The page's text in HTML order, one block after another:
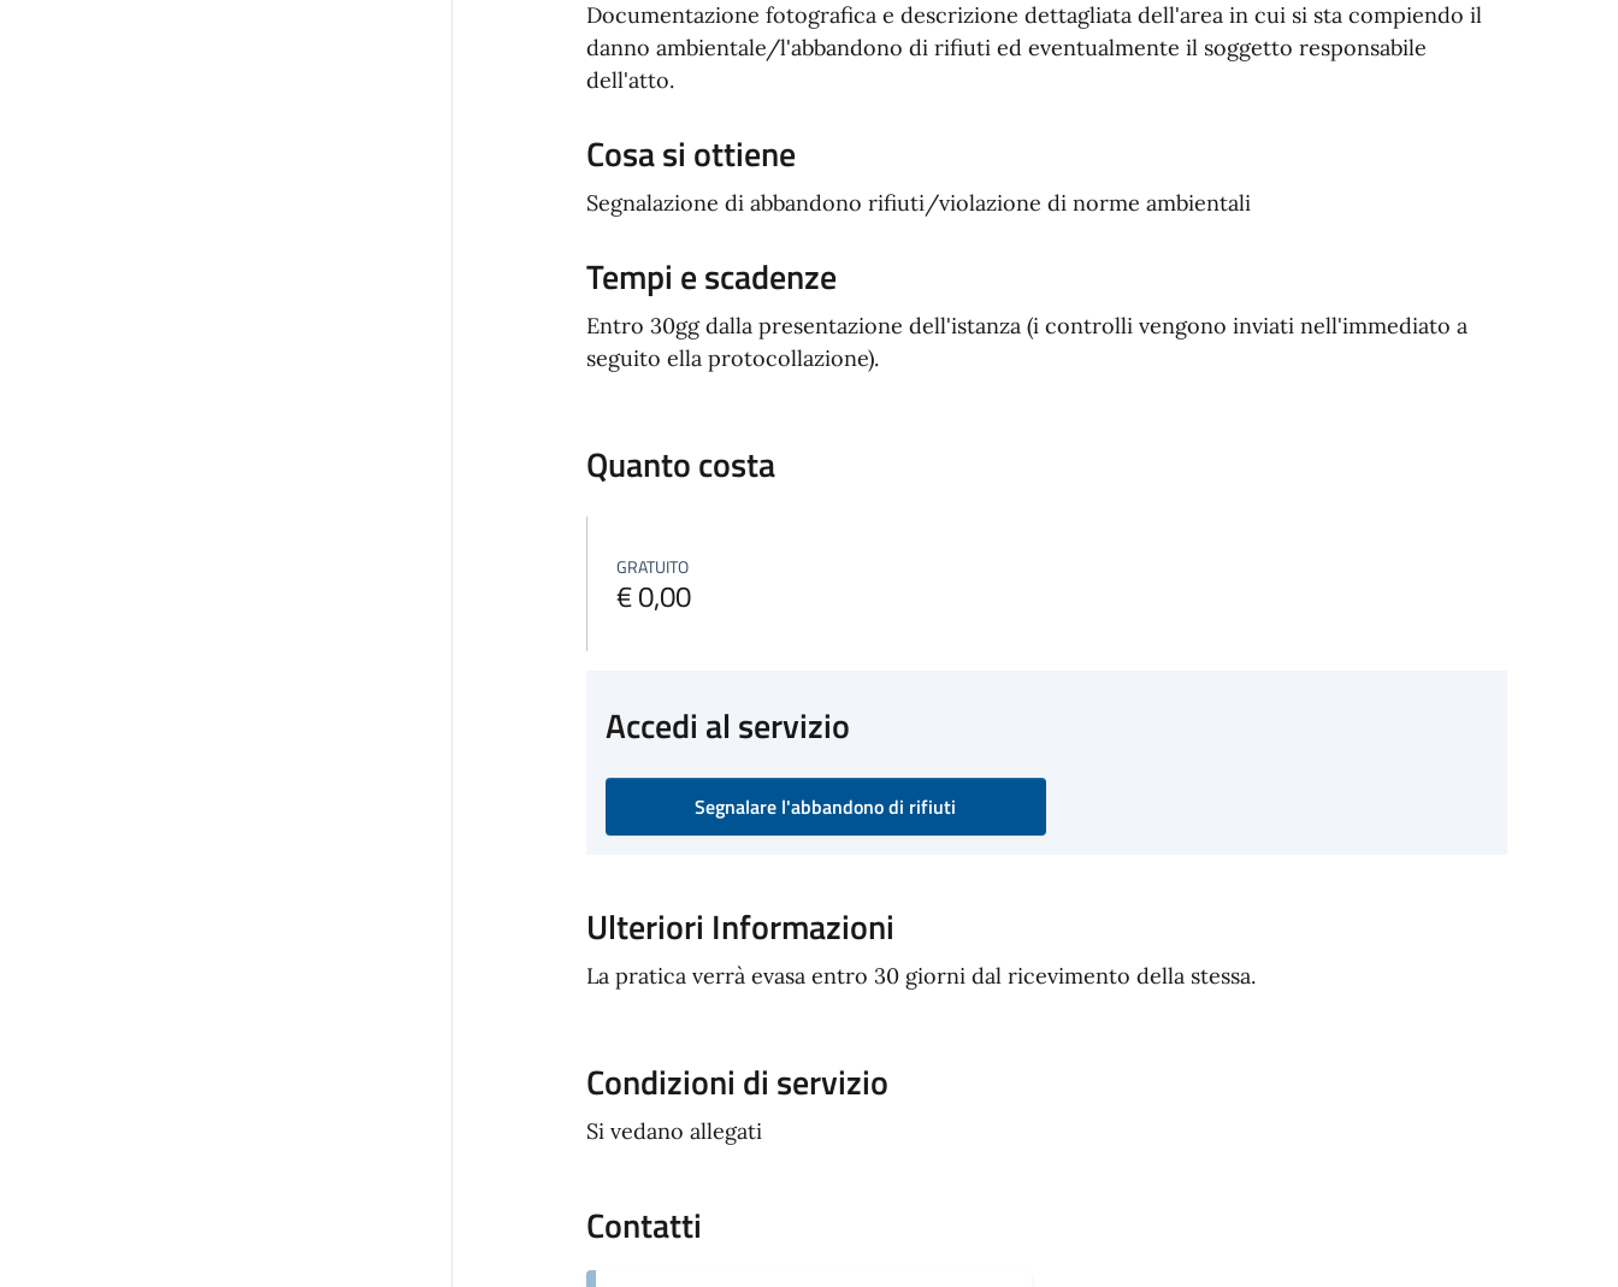
Documentazione fotografica e descrizione dettagliata dell'area in cui si sta compiendo il
danno ambientale/l'abbandono di rifiuti ed eventualmente il soggetto responsabile
dell'atto.
Cosa si ottiene
Segnalazione di abbandono rifiuti/violazione di norme ambientali
Tempi e scadenze
Entro 30gg dalla presentazione dell'istanza (i controlli vengono inviati nell'immediato a
seguito ella protocollazione).
Quanto costa
GRATUITO
€ 0,00
Accedi al servizio
Segnalare l'abbandono di rifiuti
Ulteriori Informazioni
La pratica verrà evasa entro 30 giorni dal ricevimento della stessa.
Condizioni di servizio
Si vedano allegati
Contatti